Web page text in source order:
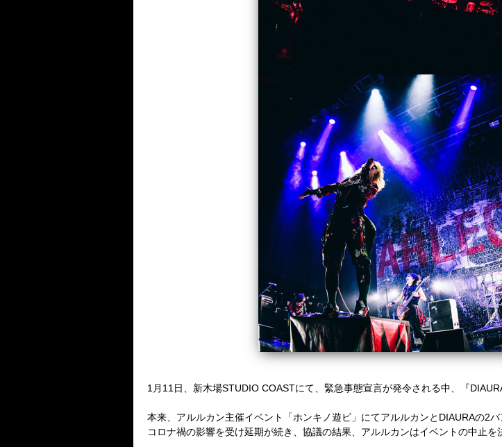
1月11日、新木場STUDIO COASTにて、緊急事態宣言が発令される中、『
本来、アルルカン主催イベント「ホンキノ遊ビ」にてアルルカンとDIAURAの2
コロナ禍の影響を受け延期が続き、協議の結果、アルルカンはイベントの中止を